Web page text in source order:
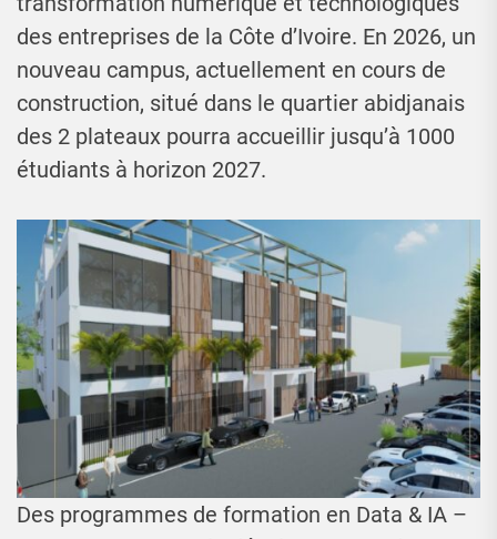
des entreprises de la Côte d’Ivoire. En 2026, un
nouveau campus, actuellement en cours de
construction, situé dans le quartier abidjanais
des 2 plateaux pourra accueillir jusqu’à 1000
étudiants à horizon 2027.
Des programmes de formation en Data & IA –